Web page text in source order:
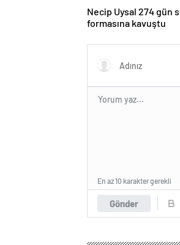
Necip Uysal 274 gün
formasına kavuştu
Gönder
En az 10 karakter gerekli